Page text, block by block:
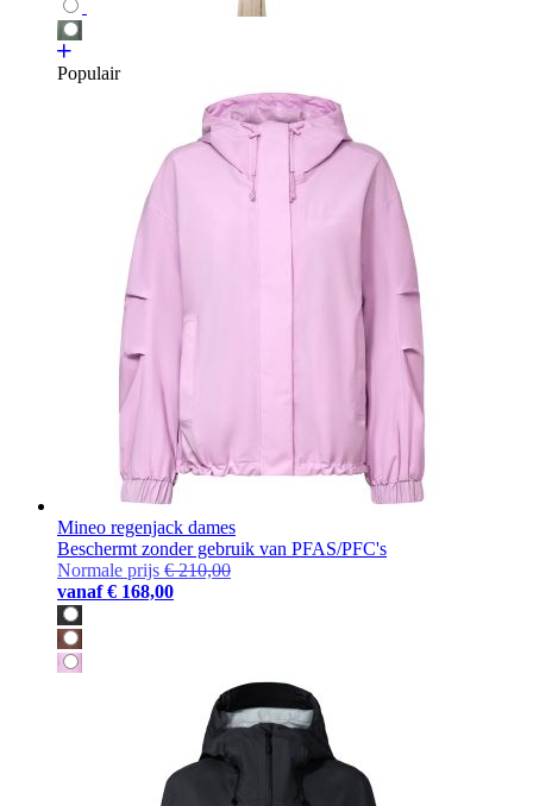
Populair
Mineo regenjack dames
Beschermt zonder gebruik van PFAS/PFC's
Normale prijs € 210,00
vanaf € 168,00